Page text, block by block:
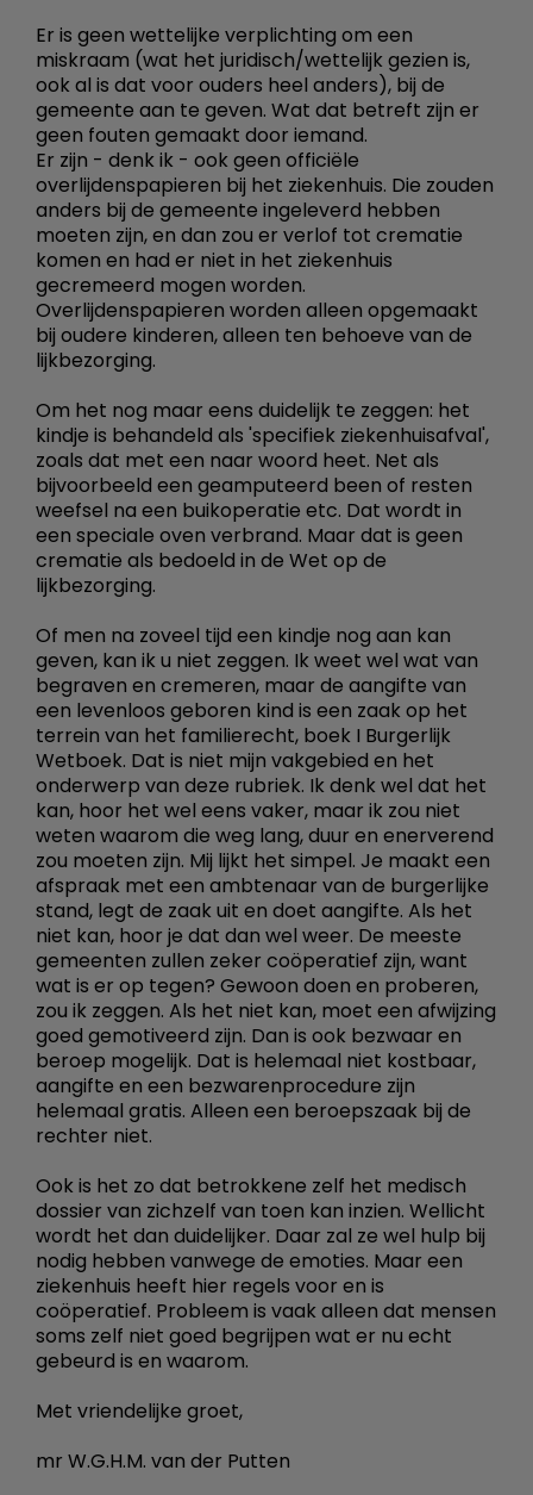
Er is geen wettelijke verplichting om een
miskraam (wat het juridisch/wettelijk gezien is,
ook al is dat voor ouders heel anders), bij de
gemeente aan te geven. Wat dat betreft zijn er
geen fouten gemaakt door iemand.
Er zijn - denk ik - ook geen officiële
overlijdenspapieren bij het ziekenhuis. Die zouden
anders bij de gemeente ingeleverd hebben
moeten zijn, en dan zou er verlof tot crematie
komen en had er niet in het ziekenhuis
gecremeerd mogen worden.
Overlijdenspapieren worden alleen opgemaakt
bij oudere kinderen, alleen ten behoeve van de
lijkbezorging.
Om het nog maar eens duidelijk te zeggen: het
kindje is behandeld als 'specifiek ziekenhuisafval',
zoals dat met een naar woord heet. Net als
bijvoorbeeld een geamputeerd been of resten
weefsel na een buikoperatie etc. Dat wordt in
een speciale oven verbrand. Maar dat is geen
crematie als bedoeld in de Wet op de
lijkbezorging.
Of men na zoveel tijd een kindje nog aan kan
geven, kan ik u niet zeggen. Ik weet wel wat van
begraven en cremeren, maar de aangifte van
een levenloos geboren kind is een zaak op het
terrein van het familierecht, boek I Burgerlijk
Wetboek. Dat is niet mijn vakgebied en het
onderwerp van deze rubriek. Ik denk wel dat het
kan, hoor het wel eens vaker, maar ik zou niet
weten waarom die weg lang, duur en enerverend
zou moeten zijn. Mij lijkt het simpel. Je maakt een
afspraak met een ambtenaar van de burgerlijke
stand, legt de zaak uit en doet aangifte. Als het
niet kan, hoor je dat dan wel weer. De meeste
gemeenten zullen zeker coöperatief zijn, want
wat is er op tegen? Gewoon doen en proberen,
zou ik zeggen. Als het niet kan, moet een afwijzing
goed gemotiveerd zijn. Dan is ook bezwaar en
beroep mogelijk. Dat is helemaal niet kostbaar,
aangifte en een bezwarenprocedure zijn
helemaal gratis. Alleen een beroepszaak bij de
rechter niet.
Ook is het zo dat betrokkene zelf het medisch
dossier van zichzelf van toen kan inzien. Wellicht
wordt het dan duidelijker. Daar zal ze wel hulp bij
nodig hebben vanwege de emoties. Maar een
ziekenhuis heeft hier regels voor en is
coöperatief. Probleem is vaak alleen dat mensen
soms zelf niet goed begrijpen wat er nu echt
gebeurd is en waarom.
Met vriendelijke groet,
mr W.G.H.M. van der Putten